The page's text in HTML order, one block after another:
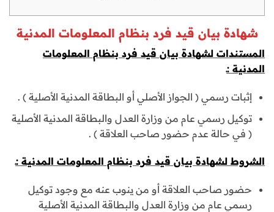
شهادة بيان قيد فرد بنظام المعلومات المدنية
المستندات لشهادة بيان قيد فرد بنظام المعلومات
المدنية :ـ
إثبات رسمي ( الجواز الأصلي أو البطاقة المدنية الأصلية ) .
توكيل رسمي عام من وزارة العدل والبطاقة المدنية الأصلية
( في حالة عدم حضور صاحب العلاقة ) .
الشروط لشهادة بيان قيد فرد بنظام المعلومات المدنية :ـ
حضور صاحب العلاقة أو من ينوب عنه مع وجود توكيل
رسمي عام من وزارة العدل والبطاقة المدنية الأصلية